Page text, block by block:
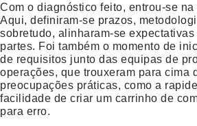
Com o diagnóstico feito, entrou-se
Aqui, definiram-se prazos,
sobretudo, alinharam-se
partes. Foi também o momento de
de requisitos junto das equipas de
operações, que trouxeram para cima
preocupações práticas, como a
facilidade de criar um carrinho de
para erro.